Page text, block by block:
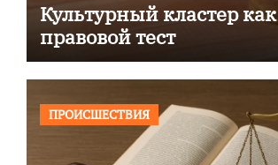
Культурный кластер как
правовой тест
ПРОИСШЕСТВИЯ